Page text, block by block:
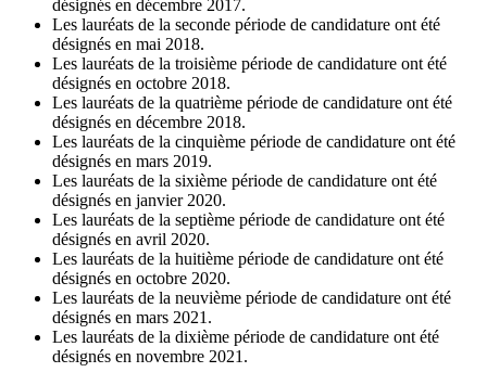
désignés en décembre 2017.
Les lauréats de la seconde période de candidature ont été
désignés en mai 2018.
Les lauréats de la troisième période de candidature ont été
désignés en octobre 2018.
Les lauréats de la quatrième période de candidature ont été
désignés en décembre 2018.
Les lauréats de la cinquième période de candidature ont été
désignés en mars 2019.
Les lauréats de la sixième période de candidature ont été
désignés en janvier 2020.
Les lauréats de la septième période de candidature ont été
désignés en avril 2020.
Les lauréats de la huitième période de candidature ont été
désignés en octobre 2020.
Les lauréats de la neuvième période de candidature ont été
désignés en mars 2021.
Les lauréats de la dixième période de candidature ont été
désignés en novembre 2021.